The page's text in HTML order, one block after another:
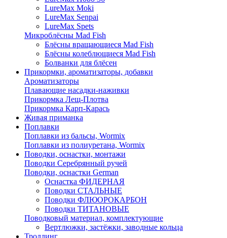
LureMax Moki
LureMax Senpai
LureMax Spets
Микроблёсны Mad Fish
Блёсны вращающиеся Mad Fish
Блёсны колеблющиеся Mad Fish
Болванки для блёсен
Прикормки, ароматизаторы, добавки
Ароматизаторы
Плавающие насадки-наживки
Прикормка Лещ-Плотва
Прикормка Карп-Карась
Живая приманка
Поплавки
Поплавки из бальсы, Wormix
Поплавки из полиуретана, Wormix
Поводки, оснастки, монтажи
Поводки Серебрянный ручей
Поводки, оснастки German
Оснастка ФИДЕРНАЯ
Поводки СТАЛЬНЫЕ
Поводки ФЛЮОРОКАРБОН
Поводки ТИТАНОВЫЕ
Поводковый материал, комплектующие
Вертлюжки, застёжки, заводные кольца
Троллинг